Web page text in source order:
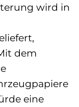
wird in
dem
eine